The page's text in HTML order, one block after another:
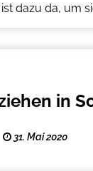
dazu da, um
in
31. Mai 2020